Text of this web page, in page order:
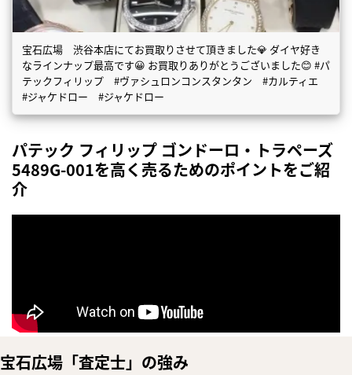
宝石広場 渋谷本店にてお買取りさせて頂きました💎 ダイヤ好き
なラインナップ最高です😀 お買取りありがとうございました😊 #パ
テックフィリップ #ヴァシュロンコンスタンタン #カルティエ
#ジャケドロー #ジャケドロー
パテック フィリップ ゴンドーロ・トラペーズ
5489G-001を高く売るためのポイントをご紹
介
宝石広場「査定士」の強み